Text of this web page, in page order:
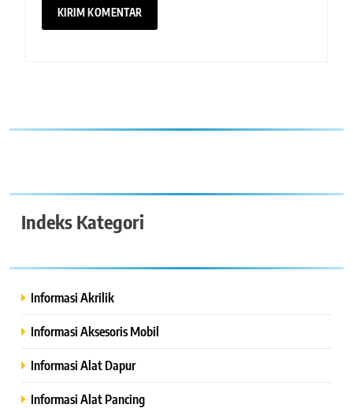
Indeks Kategori
Informasi Akrilik
Informasi Aksesoris Mobil
Informasi Alat Dapur
Informasi Alat Pancing